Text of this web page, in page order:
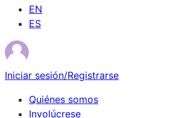
EN
ES
Iniciar sesión/Registrarse
Quiénes somos
Involúcrese